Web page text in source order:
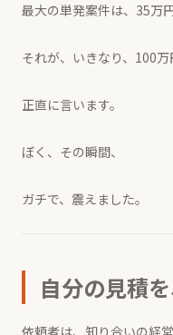
最大の単発案件は、35万
それが、いきなり、100万
正直に言います。
ぼく、その瞬間、
ガチで、震えました。
自分の見積